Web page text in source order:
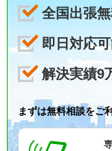
全国出張
即日対応
解決実績9
まずは無料相談をご